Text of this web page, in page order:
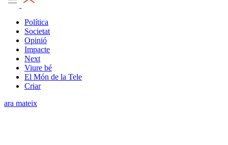
Política
Societat
Opinió
Impacte
Next
Viure bé
El Món de la Tele
Criar
ara mateix